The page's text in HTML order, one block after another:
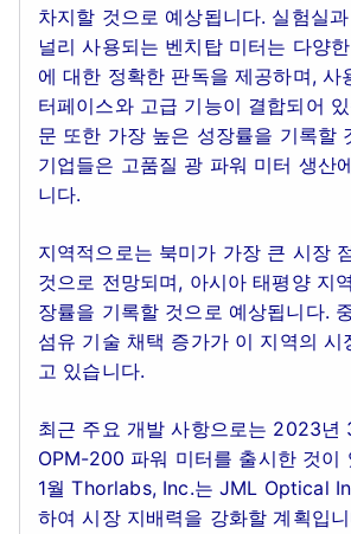
차지할 것으로 예상됩니다. 실험실
널리 사용되는 벤치탑 미터는 다양
에 대한 정확한 판독을 제공하며, 사
터페이스와 고급 기능이 결합되어
문 또한 가장 높은 성장률을 기록할
기업들은 고품질 광 파워 미터 생산
니다.
지역적으로는 북미가 가장 큰 시장
것으로 전망되며, 아시아 태평양 지
장률을 기록할 것으로 예상됩니다.
섬유 기술 채택 증가가 이 지역의 시
고 있습니다.
최근 주요 개발 사항으로는 2023년
OPM-200 파워 미터를 출시한 것이
1월 Thorlabs, Inc.는 JML Optical
하여 시장 지배력을 강화할 계획입